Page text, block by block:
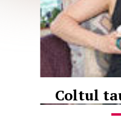
Coltul